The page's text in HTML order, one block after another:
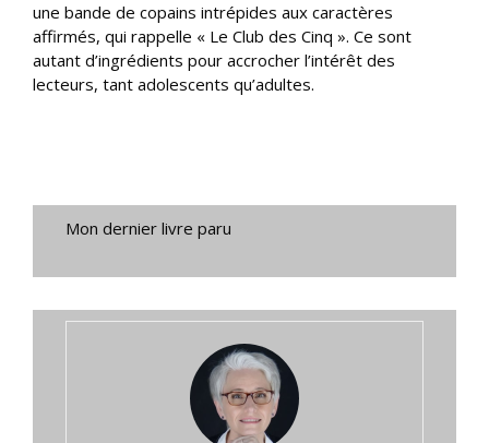
une bande de copains intrépides aux caractères
affirmés, qui rappelle « Le Club des Cinq ». Ce sont
autant d’ingrédients pour accrocher l’intérêt des
lecteurs, tant adolescents qu’adultes.
Mon dernier livre paru